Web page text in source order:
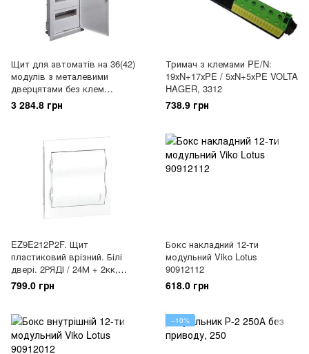
Щит для автоматів на 36(42)
модулів з металевими
дверцятами без клем
вмонтований VOLTA HAGER,
3311
3 284.8 грн
Тримач з клемами PE/N:
19хN+17хPE / 5хN+5хPE VOLTA
HAGER, 3312
738.9 грн
EZ9E212P2F. Щит
пластиковий врізний. Білі
двері. 2РЯДІ / 24М + 2кк,
23405
799.0 грн
Бокс накладний 12-ти
модульний Viko Lotus
90912112
618.0 грн
−10%